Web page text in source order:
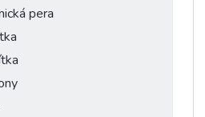
pera